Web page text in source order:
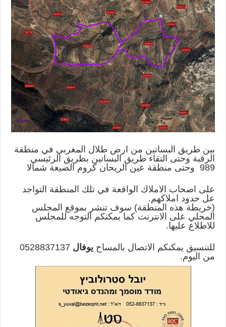
بين طريق البساتين من ارض طلال المغربي في منطقة
الرقبة وحتى التقاء طريق البساتين بطريق الرئيسي
989 وحتى منطقة عين الريحان كروم الضيعة شمالا
على اصحاب الاملاك الواقعة في تلك المنطقة التواجد
عل حدود املاكهم.
(خريطة هذه المنطقة) سوف تنشر بموقع المجلس
المحلي على الانترنت كما يمكنكم التوجه للمجلس
للاطلاع عليها.
للتنسيق يمكنكم الاتصال بالمساحيوفال 0528837137
من اليوم.